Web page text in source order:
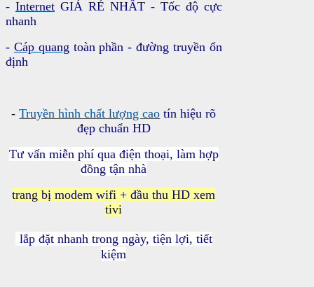
- InternetGIÁ RẺ NHẤT - Tốc độ cực
nhanh
- Cáp quang toàn phần - đường truyền ổn
định
-Truyền hình chất lượng cao tín hiệu rõ
đẹp chuẩn HD
Tư vấn miễn phí qua điện thoại, làm hợp
đồng tận nhà
trang bị modem wifi + đầu thu HD xem
tivi
lắp đặt nhanh trong ngày, tiện lợi, tiết
kiệm